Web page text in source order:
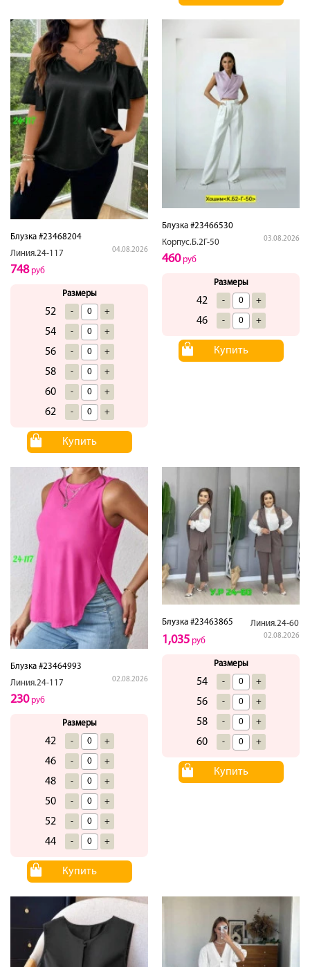
Блузка #23468204
Линия.24-117
04.08.2026
748руб
Размеры
52 - +
54 - +
56 - +
58 - +
60 - +
62 - +
Купить
Блузка #23466530
Корпус.Б.2Г-50
03.08.2026
460руб
Размеры
42 - +
46 - +
Купить
Блузка #23464993
Линия.24-117
02.08.2026
230руб
Размеры
42 - +
46 - +
48 - +
50 - +
52 - +
44 - +
Купить
Блузка #23463865 Линия.24-60
02.08.2026
1,035 руб
Размеры
54 - +
56 - +
58 - +
60 - +
Купить